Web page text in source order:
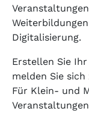
Digitalisierung.
Erstellen Sie Ihr
melden Sie
Für Klein- und